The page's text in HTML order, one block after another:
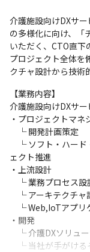
介護施設向けDXサ
の多様化に向け、「
いただく、CTO直下
プロジェクト全体を
クチャ設計から技術
【業務内容】
介護施設向けDXサ
・プロジェクトマネ
└ 開発計画策定
└ ソフト・ハード
ェクト推進
・上流設計
└ 業務プロセス設
└ アーキテクチャ
└ Web,IoTアプリ
・開発
└ 介護DXソリュ
└ 当社が手がける